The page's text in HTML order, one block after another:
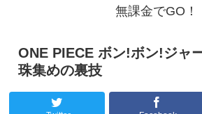
無課金でGO！
ONE PIECE ボン!ボン!ジャ
珠集めの裏技